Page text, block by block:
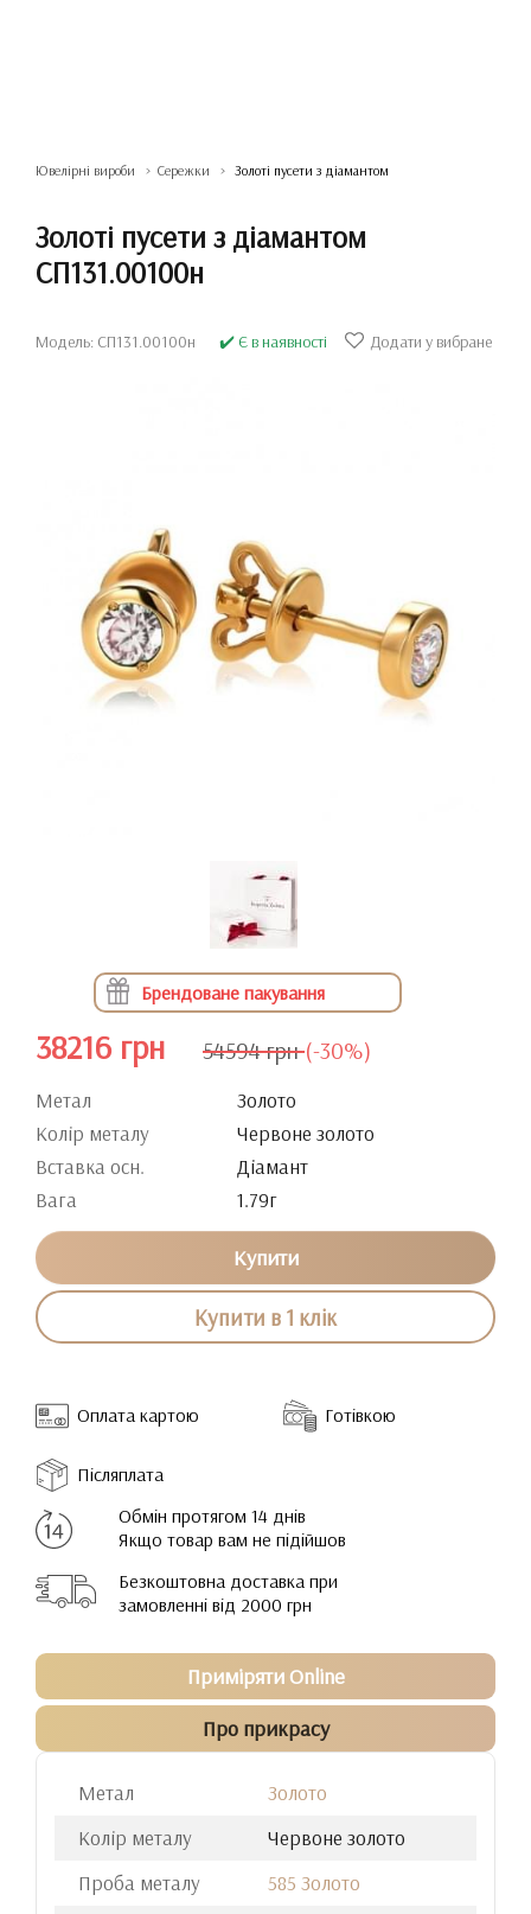
Ювелірні вироби Сережки Золоті пусети з діамантом
Золоті пусети з діамантом
СП131.00100н
Модель: СП131.00100н ✔️ Є в наявності Додати у вибране
Брендоване пакування
38216 грн 54594 грн (-30%)
Метал
Золото
Колір металу
Червоне золото
Вставка осн.
Діамант
Вага
1.79г
Купити
Купити в 1 клік
Оплата картою Готівкою
Післяплата
Обмін протягом 14 днів
Якщо товар вам не підійшов
Безкоштовна доставка при
замовленні від 2000 грн
Приміряти Online
Про прикрасу
Метал
Золото
Колір металу
Червоне золото
Проба металу
585 Золото